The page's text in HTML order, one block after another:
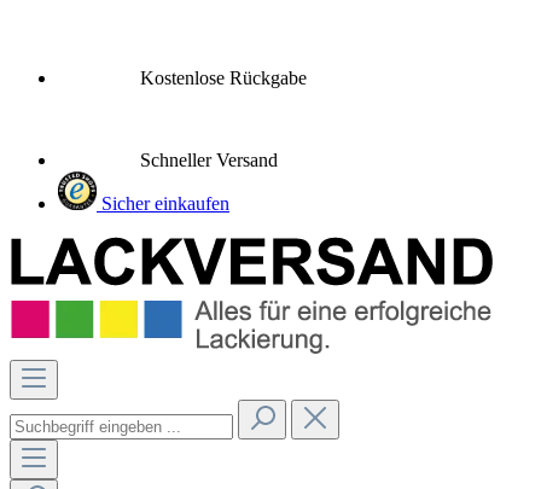
Kostenlose Rückgabe
Schneller Versand
Sicher einkaufen